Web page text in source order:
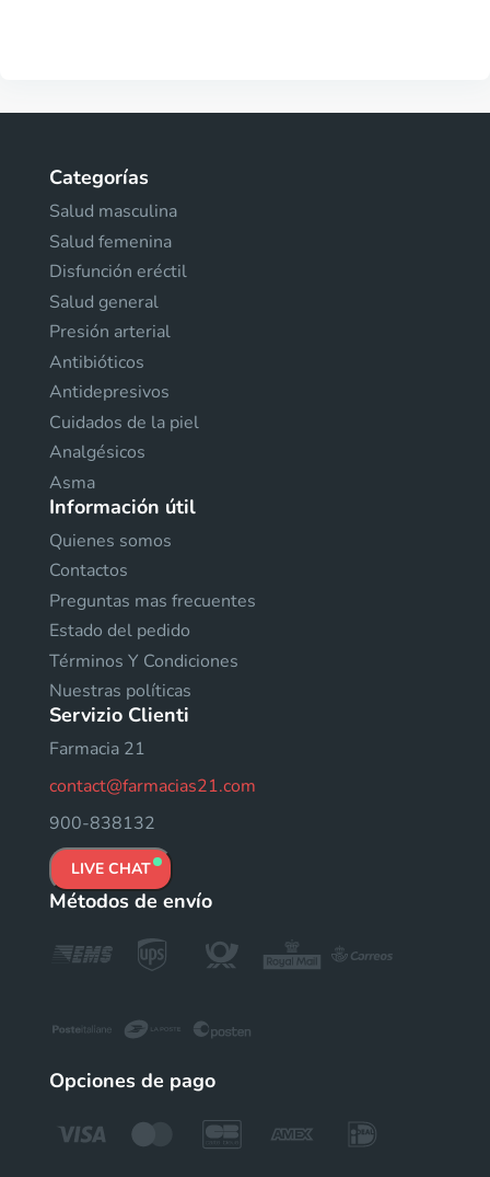
Categorías
Salud masculina
Salud femenina
Disfunción eréctil
Salud general
Presión arterial
Antibióticos
Antidepresivos
Cuidados de la piel
Analgésicos
Asma
Información útil
Quienes somos
Contactos
Preguntas mas frecuentes
Estado del pedido
Términos Y Condiciones
Nuestras políticas
Servizio Clienti
Farmacia 21
contact@farmacias21.com
900-838132
LIVE CHAT
Métodos de envío
Opciones de pago